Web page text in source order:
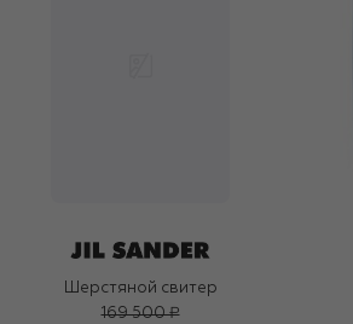
Шерстяной свитер
169 500 ₽